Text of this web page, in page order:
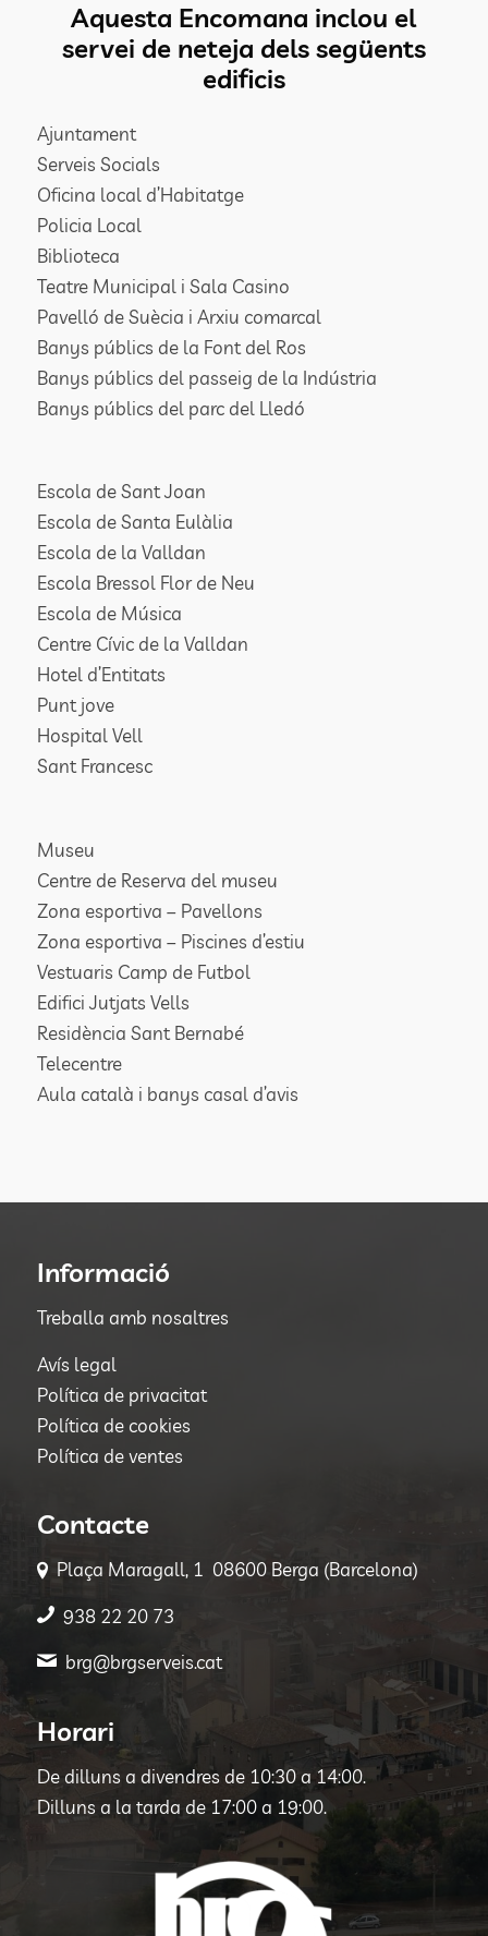
Aquesta Encomana inclou el
servei de neteja dels següents
edificis
Ajuntament
Serveis Socials
Oficina local d’Habitatge
Policia Local
Biblioteca
Teatre Municipal i Sala Casino
Pavelló de Suècia i Arxiu comarcal
Banys públics de la Font del Ros
Banys públics del passeig de la Indústria
Banys públics del parc del Lledó
Escola de Sant Joan
Escola de Santa Eulàlia
Escola de la Valldan
Escola Bressol Flor de Neu
Escola de Música
Centre Cívic de la Valldan
Hotel d’Entitats
Punt jove
Hospital Vell
Sant Francesc
Museu
Centre de Reserva del museu
Zona esportiva – Pavellons
Zona esportiva – Piscines d’estiu
Vestuaris Camp de Futbol
Edifici Jutjats Vells
Residència Sant Bernabé
Telecentre
Aula català i banys casal d’avis
Informació
Treballa amb nosaltres
Avís legal
Política de privacitat
Política de cookies
Política de ventes
Contacte
Plaça Maragall, 1 08600 Berga (Barcelona)
938 22 20 73
brg@brgserveis.cat
Horari
De dilluns a divendres de 10:30 a 14:00.
Dilluns a la tarda de 17:00 a 19:00.